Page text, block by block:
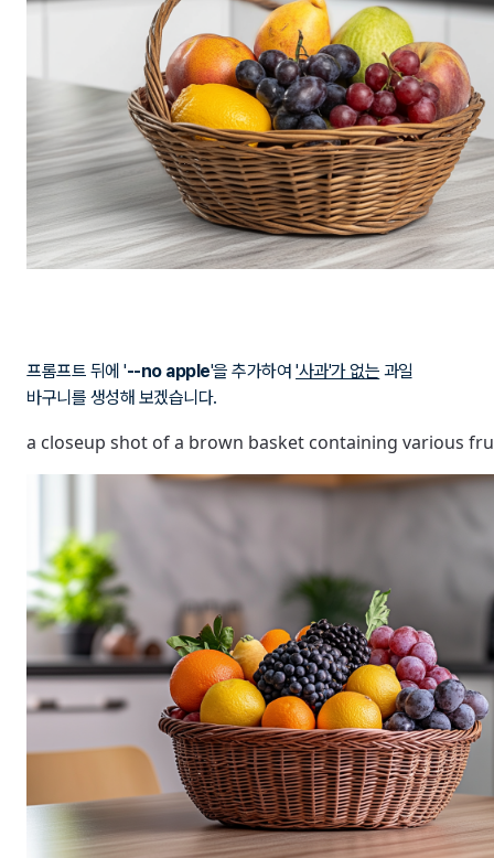
프롬프트 뒤에 '--no apple'을 추가하여'사과'가 없는 과일
바구니를 생성해 보겠습니다.
a closeup shot of a brown basket containing various